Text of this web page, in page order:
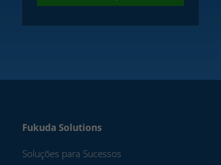
Fukuda Solutions
Soluções para Sucessos